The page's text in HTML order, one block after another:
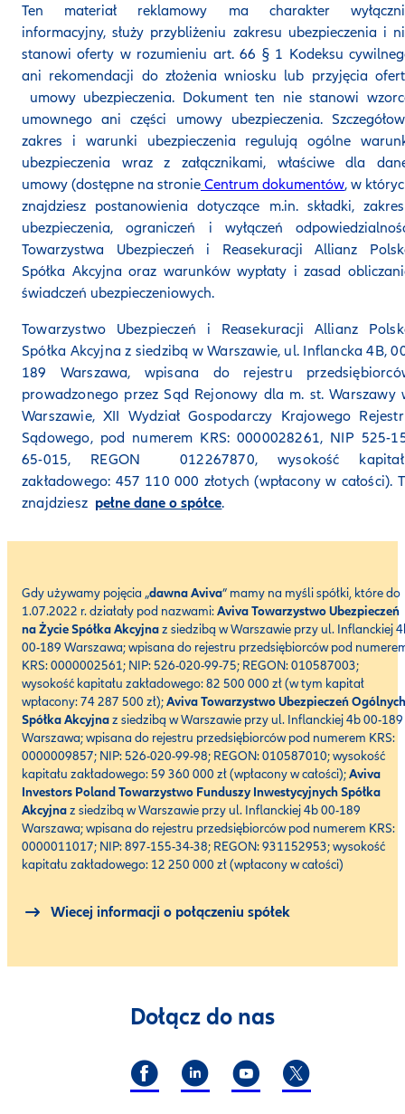
Ten materiał reklamowy ma charakter
informacyjny, służy przybliżeniu zakresu ubezpieczenia i
stanowi oferty w rozumieniu art. 66 § 1 Kodeksu
ani rekomendacji do złożenia wniosku lub przyjęcia
umowy ubezpieczenia. Dokument ten nie stanowi
umownego ani części umowy ubezpieczenia.
zakres i warunki ubezpieczenia regulują ogólne
ubezpieczenia wraz z załącznikami, właściwe dla
umowy (dostępne na stronie Centrum dokumentów, w
znajdziesz postanowienia dotyczące m.in. składki,
ubezpieczenia, ograniczeń i wyłączeń
Towarzystwa Ubezpieczeń i Reasekuracji Allianz
Spółka Akcyjna oraz warunków wypłaty i zasad
świadczeń ubezpieczeniowych.
Towarzystwo Ubezpieczeń i Reasekuracji Allianz
Spółka Akcyjna z siedzibą w Warszawie, ul. Inflancka 4B,
189 Warszawa, wpisana do rejestru
prowadzonego przez Sąd Rejonowy dla m. st. Warszawy
Warszawie, XII Wydział Gospodarczy Krajowego
Sądowego, pod numerem KRS: 0000028261, NIP 525-
65-015, REGON 012267870, wysokość
zakładowego: 457 110 000 złotych (wpłacony w całości).
znajdziesz pełne dane o spółce.
Gdy używamy pojęcia „dawna Aviva” mamy na myśli spółki, które do
1.07.2022 r. działały pod nazwami:Aviva Towarzystwo Ubezpieczeń
na Życie Spółka Akcyjnaz siedzibą w Warszawie przy ul. Inflanckiej
00-189 Warszawa; wpisana do rejestru przedsiębiorców pod
KRS: 0000002561; NIP: 526-020-99-75; REGON: 010587003;
wysokość kapitału zakładowego: 82 500 000 zł (w tym kapitał
wpłacony: 74 287 500 zł);Aviva Towarzystwo Ubezpieczeń Ogólnych
Spółka Akcyjnaz siedzibą w Warszawie przy ul. Inflanckiej 4b 00-189
Warszawa; wpisana do rejestru przedsiębiorców pod numerem KRS:
0000009857; NIP: 526-020-99-98; REGON: 010587010; wysokość
kapitału zakładowego: 59 360 000 zł (wpłacony w całości);Aviva
Investors Poland Towarzystwo Funduszy Inwestycyjnych Spółka
Akcyjnaz siedzibą w Warszawie przy ul. Inflanckiej 4b 00-189
Warszawa; wpisana do rejestru przedsiębiorców pod numerem KRS:
0000011017; NIP: 897-155-34-38; REGON: 931152953; wysokość
kapitału zakładowego: 12 250 000 zł (wpłacony w całości)
Wiecej informacji o połączeniu spółek
Dołącz do nas